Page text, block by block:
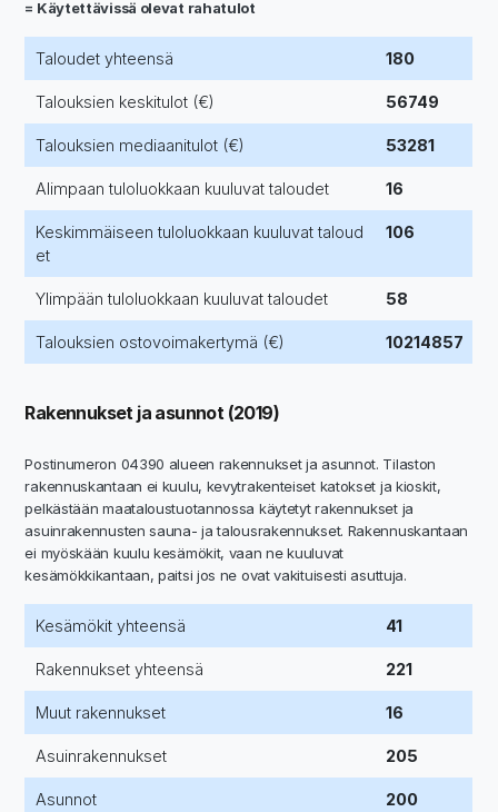
= Käytettävissä olevat rahatulot
Taloudet yhteensä 180
Talouksien keskitulot (€) 56749
Talouksien mediaanitulot (€) 53281
Alimpaan tuloluokkaan kuuluvat taloudet 16
Keskimmäiseen tuloluokkaan kuuluvat taloud
et
106
Ylimpään tuloluokkaan kuuluvat taloudet 58
Talouksien ostovoimakertymä (€) 10214857
Rakennukset ja asunnot (2019)
Postinumeron 04390 alueen rakennukset ja asunnot. Tilaston
rakennuskantaan ei kuulu, kevytrakenteiset katokset ja kioskit,
pelkästään maataloustuotannossa käytetyt rakennukset ja
asuinrakennusten sauna- ja talousrakennukset. Rakennuskantaan
ei myöskään kuulu kesämökit, vaan ne kuuluvat
kesämökkikantaan, paitsi jos ne ovat vakituisesti asuttuja.
Kesämökit yhteensä 41
Rakennukset yhteensä 221
Muut rakennukset 16
Asuinrakennukset 205
Asunnot 200